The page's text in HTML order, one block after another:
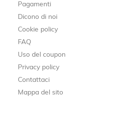
Pagamenti
Dicono di noi
Cookie policy
FAQ
Uso del coupon
Privacy policy
Contattaci
Mappa del sito